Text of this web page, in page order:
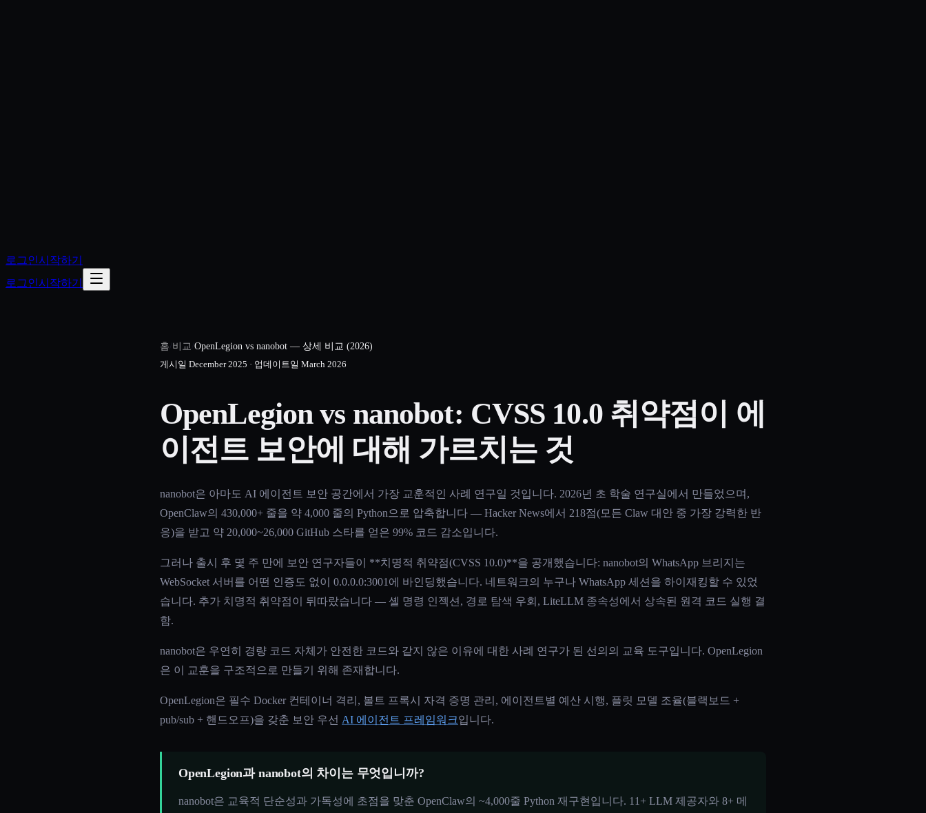
로그인시작하기
로그인시작하기
홈/비교/OpenLegion vs nanobot — 상세 비교 (2026)
게시일 December 2025 · 업데이트일 March 2026
OpenLegion vs nanobot: CVSS 10.0 취약점이 에
이전트 보안에 대해 가르치는 것
nanobot은 아마도 AI 에이전트 보안 공간에서 가장 교훈적인 사례 연구일 것입니다. 2026년 초 학술 연구실에서 만들었으며,
OpenClaw의 430,000+ 줄을 약 4,000 줄의 Python으로 압축합니다 — Hacker News에서 218점(모든 Claw 대안 중 가장 강력한 반
응)을 받고 약 20,000~26,000 GitHub 스타를 얻은 99% 코드 감소입니다.
그러나 출시 후 몇 주 만에 보안 연구자들이 **치명적 취약점(CVSS 10.0)**을 공개했습니다: nanobot의 WhatsApp 브리지는
WebSocket 서버를 어떤 인증도 없이 0.0.0.0:3001에 바인딩했습니다. 네트워크의 누구나 WhatsApp 세션을 하이재킹할 수 있었
습니다. 추가 치명적 취약점이 뒤따랐습니다 — 셸 명령 인젝션, 경로 탐색 우회, LiteLLM 종속성에서 상속된 원격 코드 실행 결
함.
nanobot은 우연히 경량 코드 자체가 안전한 코드와 같지 않은 이유에 대한 사례 연구가 된 선의의 교육 도구입니다. OpenLegion
은 이 교훈을 구조적으로 만들기 위해 존재합니다.
OpenLegion은 필수 Docker 컨테이너 격리, 볼트 프록시 자격 증명 관리, 에이전트별 예산 시행, 플릿 모델 조율(블랙보드 +
pub/sub + 핸드오프)을 갖춘 보안 우선 AI 에이전트 프레임워크입니다.
OpenLegion과 nanobot의 차이는 무엇입니까?
nanobot은 교육적 단순성과 가독성에 초점을 맞춘 OpenClaw의 ~4,000줄 Python 재구현입니다. 11+ LLM 제공자와 8+ 메